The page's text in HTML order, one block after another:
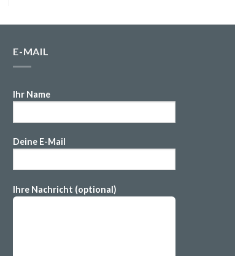
E-MAIL
Ihr Name
Deine E-Mail
Ihre Nachricht (optional)